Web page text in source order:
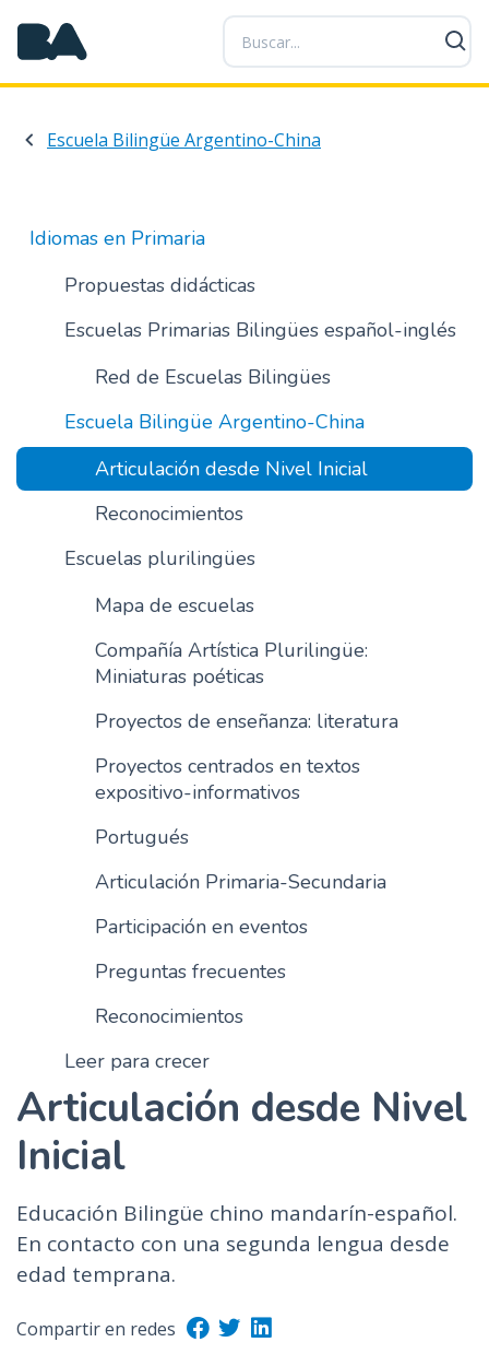
P
a
s
a
a
t
n
d
p
r
i
i
a
l
Escuela Bilingüe Argentino-China
Idiomas en Primaria
Propuestas didácticas
Escuelas Primarias Bilingües español-inglés
Red de Escuelas Bilingües
Escuela Bilingüe Argentino-China
Articulación desde Nivel Inicial
Reconocimientos
Escuelas plurilingües
Mapa de escuelas
Compañía Artística Plurilingüe:
Miniaturas poéticas
Proyectos de enseñanza: literatura
Proyectos centrados en textos
expositivo-informativos
Portugués
Articulación Primaria-Secundaria
Participación en eventos
Preguntas frecuentes
Reconocimientos
Leer para crecer
Articulación desde Nivel
Inicial
Educación Bilingüe chino mandarín-español.
En contacto con una segunda lengua desde
edad temprana.
Compartir en redes